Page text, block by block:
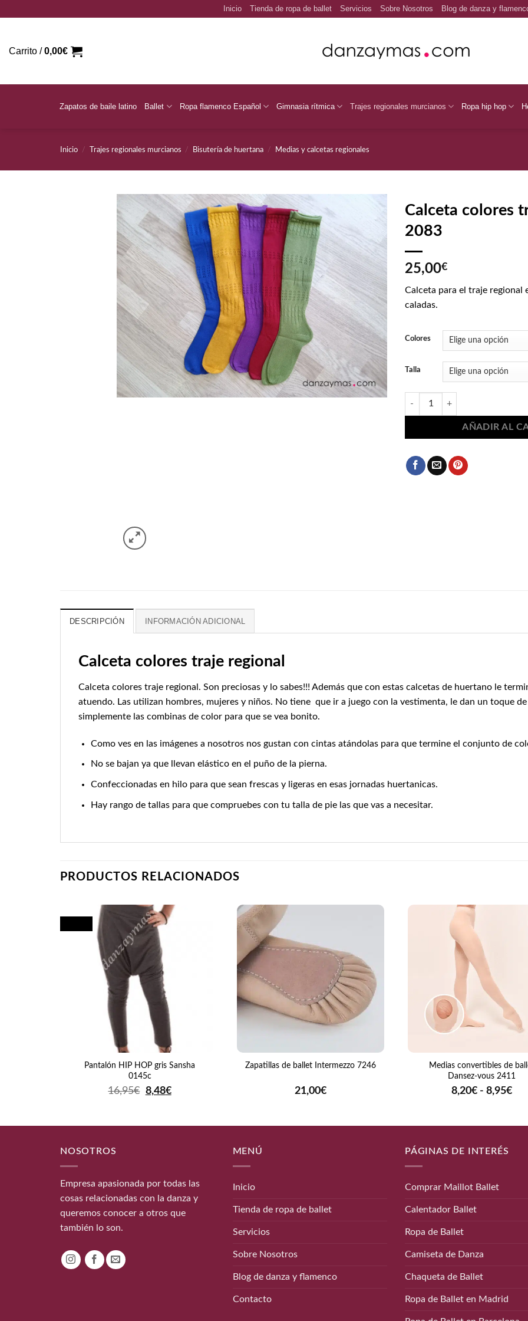
Inicio Tienda de ropa de ballet Servicios Sobre Nosotros Blog de danza y
Carrito /0,00€
Zapatos de baile latino Ballet Ropa flamenco Español Gimnasia rítmica Trajes regionales murcianos Ropa hip hop
Inicio / Trajes regionales murcianos / Bisutería de huertana / Medias y calcetas regionales
Calceta colores
2083
25,00€
Calceta para el traje regional
caladas.
Colores
Talla
Calceta colores traje regional
AÑADIR AL
DESCRIPCIÓN INFORMACIÓN ADICIONAL
Calceta colores traje regional
Calceta colores traje regional. Son preciosas y lo sabes!!! Además que con estas calcetas de huertano le
atuendo. Las utilizan hombres, mujeres y niños. No tiene que ir a juego con la vestimenta, le dan un toque
simplemente las combinas de color para que se vea bonito.
Como ves en las imágenes a nosotros nos gustan con cintas atándolas para que termine el conjunto de
No se bajan ya que llevan elástico en el puño de la pierna.
Confeccionadas en hilo para que sean frescas y ligeras en esas jornadas huertanicas.
Hay rango de tallas para que compruebes con tu talla de pie las que vas a necesitar.
PRODUCTOS RELACIONADOS
Pantalón HIP HOP gris Sansha
0145c
16,95€ El
8,48€El
Zapatillas de ballet Intermezzo 7246
21,00€
Medias convertibles de
Dansez-vous 2411
8,20€ - 8,95€
NOSOTROS
Empresa apasionada por todas las
cosas relacionadas con la danza y
queremos conocer a otros que
también lo son.
MENÚ
Inicio
Tienda de ropa de ballet
Servicios
Sobre Nosotros
Blog de danza y flamenco
Contacto
PÁGINAS DE INTERÉS
Comprar Maillot Ballet
Calentador Ballet
Ropa de Ballet
Camiseta de Danza
Chaqueta de Ballet
Ropa de Ballet en Madrid